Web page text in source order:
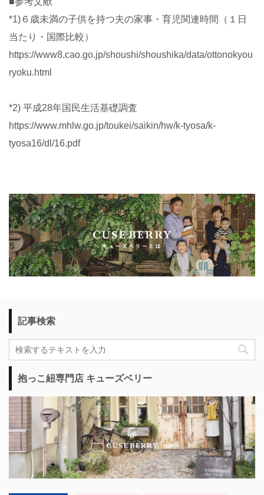
*1)６歳未満の子供を持つ夫の家事・育児関連時間（１日
当たり・国際比較）
https://www8.cao.go.jp/shoushi/shoushika/data/ottonokyou
ryoku.html
*2) 平成28年国民生活基礎調査
https://www.mhlw.go.jp/toukei/saikin/hw/k-tyosa/k-
tyosa16/dl/16.pdf
記事検索
抱っこ紐専門店 キューズベリー